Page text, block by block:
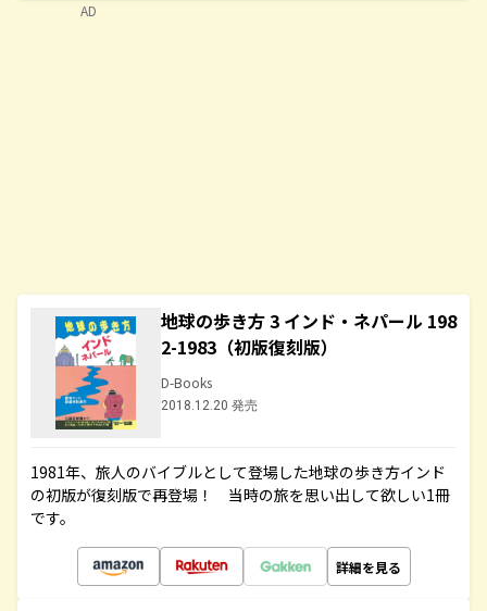
地球の歩き方 3 インド・ネパール 198
2-1983（初版復刻版）
D-Books
2018.12.20 発売
1981年、旅人のバイブルとして登場した地球の歩き方インド
の初版が復刻版で再登場！ 当時の旅を思い出して欲しい1冊
です。
詳細を見る
AD